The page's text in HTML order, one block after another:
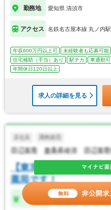
勤務地 愛知県 清須市
アクセス 名鉄名古屋本線 丸ノ内駅
年収600万円以上可 未経験者も応募可能
住宅補助（手当）あり
駅チカ 車通勤可
年間休日120日以上
求人の詳細を見る